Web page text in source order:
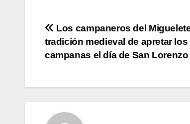
Navegación
de
Los campaneros del
tradición medieval de apretar
campanas el día de San Lorenzo